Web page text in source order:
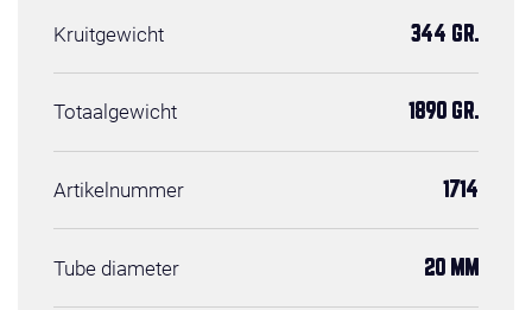
Kruitgewicht 344 GR.
Totaalgewicht 1890 GR.
Artikelnummer 1714
Tube diameter 20 MM